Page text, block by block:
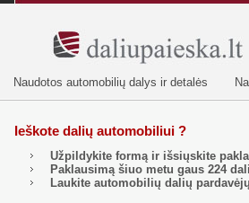
Naudotos automobilių dalys ir detalės
Ieškote dalių automobiliui ?
Užpildykite formą ir išsiųskite
Paklausimą šiuo metu gaus 224
Laukite automobilių dalių